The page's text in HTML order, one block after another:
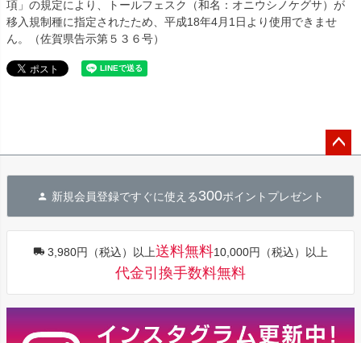
項」の規定により、トールフェスク（和名：オニウシノケグサ）が
移入規制種に指定されたため、平成18年4月1日より使用できませ
ん。（佐賀県告示第５３６号）
へ
新規会員登録ですぐに使える300ポイントプレゼント
3,980円（税込）以上送料無料10,000円（税込）以上
代金引換手数料無料